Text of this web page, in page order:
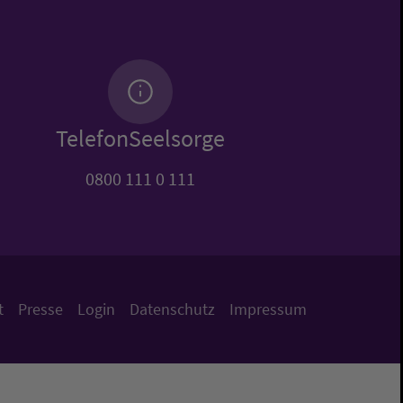
TelefonSeelsorge
0800 111 0 111
Presse Login Datenschutz Impressum